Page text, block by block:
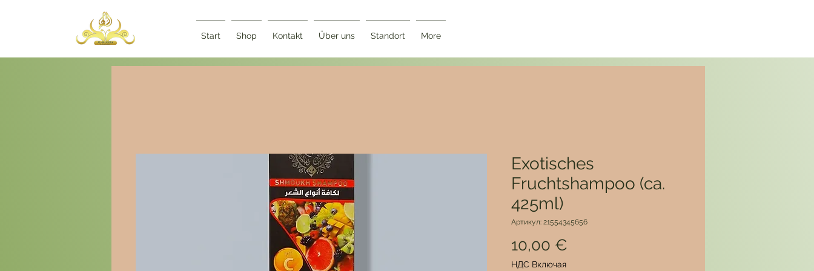
Start Shop Kontakt Über uns Standort More
Exotisches
Fruchtshampoo (ca.
425ml)
Артикул: 21554345656
10,00 €
НДС Включая